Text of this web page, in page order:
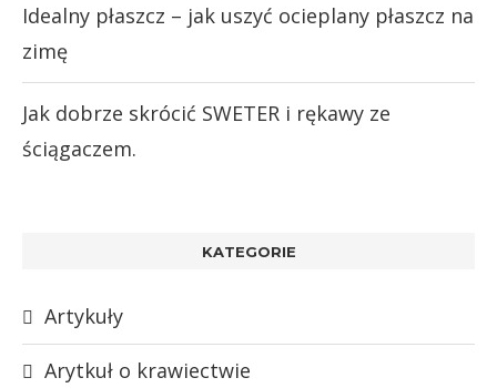
Idealny płaszcz – jak uszyć ocieplany płaszcz na
zimę
Jak dobrze skrócić SWETER i rękawy ze
ściągaczem.
KATEGORIE
Artykuły
Arytkuł o krawiectwie